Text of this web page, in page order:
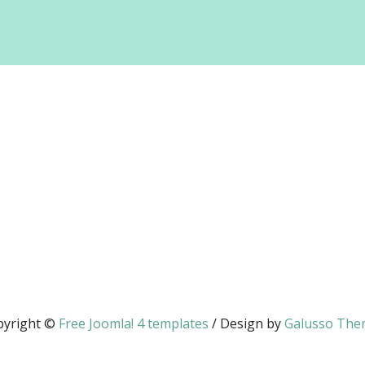
Központ
© Free Joomla! 4 templates / Design byGalusso